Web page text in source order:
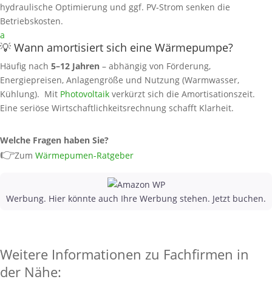
hydraulische Optimierung und ggf. PV‑Strom senken die
Betriebskosten.
a
💡 Wann amortisiert sich eine Wärmepumpe?
Häufig nach 5–12 Jahren – abhängig von Förderung,
Energiepreisen, Anlagengröße und Nutzung (Warmwasser,
Kühlung). Mit Photovoltaik verkürzt sich die Amortisationszeit.
Eine seriöse Wirtschaftlichkeitsrechnung schafft Klarheit.
Welche Fragen haben Sie?
👉Zum Wärmepumen-Ratgeber
Werbung. Hier könnte auch Ihre Werbung stehen. Jetzt buchen.
Weitere Informationen zu Fachfirmen in
der Nähe: